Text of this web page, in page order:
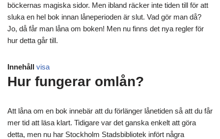
böckernas magiska sidor. Men ibland räcker inte tiden till för att
sluka en hel bok innan låneperioden är slut. Vad gör man då?
Jo, då får man låna om boken! Men nu finns det nya regler för
hur detta går till.
Innehåll visa
Hur fungerar omlån?
Att låna om en bok innebär att du förlänger lånetiden så att du får
mer tid att läsa klart. Tidigare var det ganska enkelt att göra
detta, men nu har Stockholm Stadsbibliotek infört några